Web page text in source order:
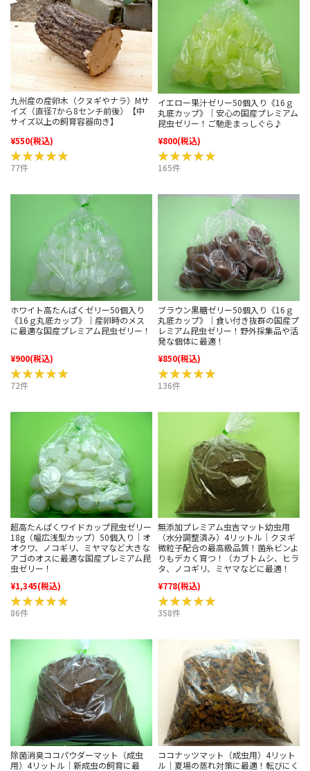
九州産の産卵木（クヌギやナラ）Mサ
イズ（直径7から8センチ前後）【中
サイズ以上の飼育容器向き】
¥550(税込)
★★★★★
★★★★★
77件
イエロー果汁ゼリー50個入り《16ｇ
丸底カップ》｜安心の国産プレミアム
昆虫ゼリー！ご馳走まっしぐら♪
¥800(税込)
★★★★★
★★★★★
165件
ホワイト高たんぱくゼリー50個入り
《16ｇ丸底カップ》｜産卵時のメス
に最適な国産プレミアム昆虫ゼリー！
¥900(税込)
★★★★★
★★★★★
72件
ブラウン黒糖ゼリー50個入り《16ｇ
丸底カップ》｜食い付き抜群の国産プ
レミアム昆虫ゼリー！野外採集品や活
発な個体に最適！
¥850(税込)
★★★★★
★★★★★
136件
超高たんぱくワイドカップ昆虫ゼリー
18g（幅広浅型カップ）50個入り｜オ
オクワ、ノコギリ、ミヤマなど大きな
アゴのオスに最適な国産プレミアム昆
虫ゼリー！
¥1,345(税込)
★★★★★
★★★★★
86件
無添加プレミアム虫吉マット幼虫用
（水分調整済み）4リットル｜クヌギ
微粒子配合の最高級品質！菌糸ビンよ
りもデカく育つ！（カブトムシ、ヒラ
タ、ノコギリ、ミヤマなどに最適！
¥778(税込)
★★★★★
★★★★★
358件
除菌消臭ココパウダーマット（成虫
用）4リットル｜新成虫の飼育に最
ココナッツマット（成虫用）4リット
ル｜夏場の蒸れ対策に最適！転びにく